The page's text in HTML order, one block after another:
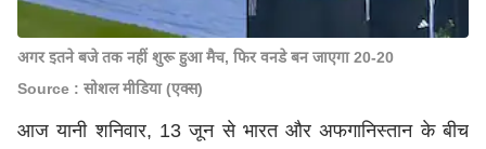
अगर इतने बजे तक नहीं शुरू हुआ मैच, फिर वनडे बन जाएगा 20-20
Source : सोशल मीडिया (एक्स)
आज यानी शनिवार, 13 जून से भारत और अफगानिस्तान के बीच